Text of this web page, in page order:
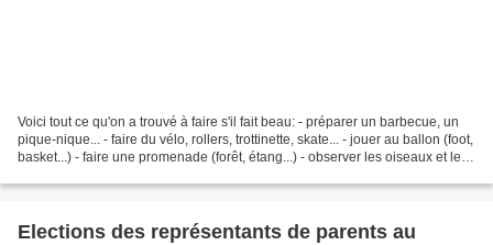
Voici tout ce qu'on a trouvé à faire s'il fait beau: - préparer un barbecue, un
pique-nique... - faire du vélo, rollers, trottinette, skate... - jouer au ballon (foot,
basket...) - faire une promenade (forêt, étang...) - observer les oiseaux et les
Elections des représentants de parents au